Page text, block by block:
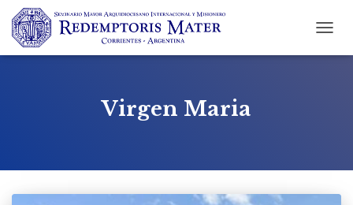
MODO
Virgen Maria